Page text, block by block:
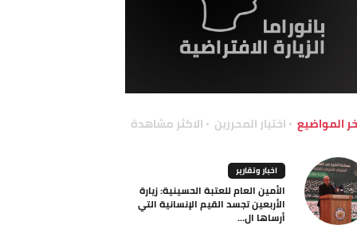
المواضيع اختيار المحررين الاكثر مشاهدة
اخبار وتقارير
الأمين العام للعتبة الحسينية: زيارة
الأربعين تجسد القيم الإنسانية التي
أرساها ال...